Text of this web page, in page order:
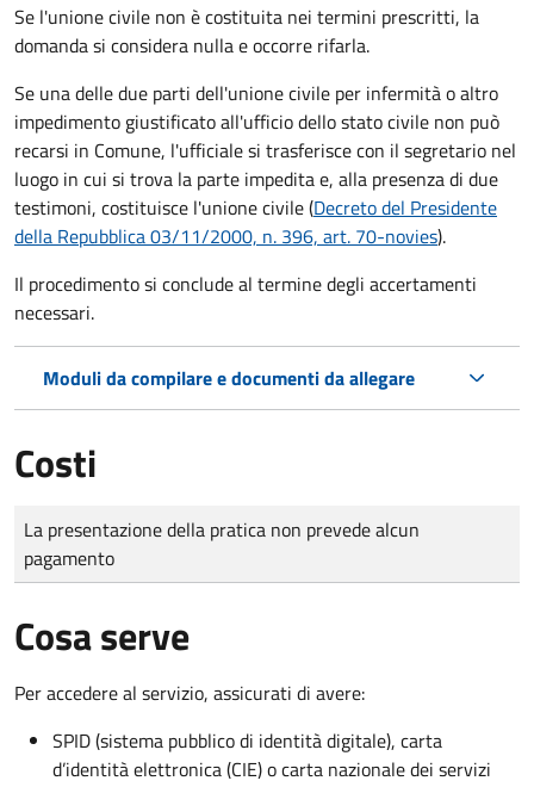
Se l'unione civile non è costituita nei termini prescritti, la
domanda si considera nulla e occorre rifarla.
Se una delle due parti dell'unione civile per infermità o altro
impedimento giustificato all'ufficio dello stato civile non può
recarsi in Comune, l'ufficiale si trasferisce con il segretario nel
luogo in cui si trova la parte impedita e, alla presenza di due
testimoni, costituisce l'unione civile (Decreto del Presidente
della Repubblica 03/11/2000, n. 396, art. 70-novies).
Il procedimento si conclude al termine degli accertamenti
necessari.
Moduli da compilare e documenti da allegare
Costi
Tipo di pagamento
Importo
La presentazione della pratica non prevede alcun
pagamento
Cosa serve
Per accedere al servizio, assicurati di avere:
SPID (sistema pubblico di identità digitale), carta
d’identità elettronica (CIE) o carta nazionale dei servizi